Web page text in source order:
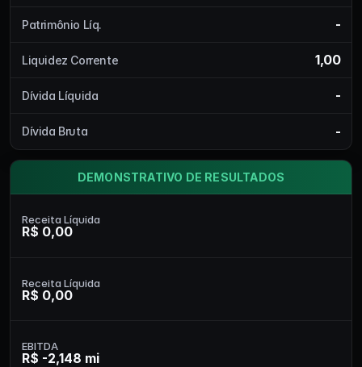
Patrimônio Líq. -
Liquidez Corrente 1,00
Dívida Líquida -
Dívida Bruta -
DEMONSTRATIVO DE RESULTADOS
Receita Líquida
R$ 0,00
Receita Líquida
R$ 0,00
EBITDA
R$ -2,148 mi